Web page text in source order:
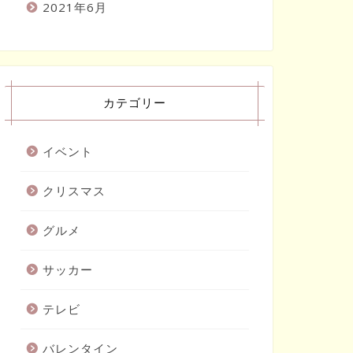
2021年6月
カテゴリー
イベント
クリスマス
グルメ
サッカー
テレビ
バレンタイン